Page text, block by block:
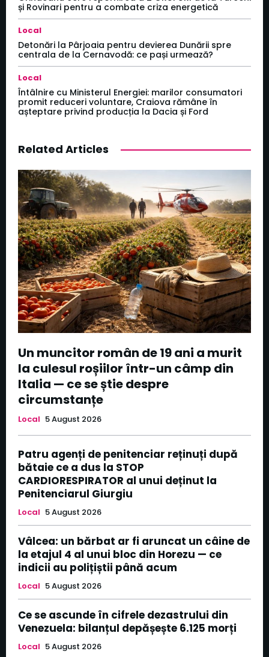
și Rovinari pentru a combate criza energetică
Local
Detonări la Pârjoaia pentru devierea Dunării spre
centrala de la Cernavodă: ce pași urmează?
Local
Întâlnire cu Ministerul Energiei: marilor consumatori
promit reduceri voluntare, Craiova rămâne în
așteptare privind producția la Dacia și Ford
Related Articles
Un muncitor român de 19 ani a murit
la culesul roșiilor într-un câmp din
Italia — ce se știe despre
circumstanțe
Local 5 August 2026
Patru agenți de penitenciar reținuți după
bătaie ce a dus la STOP
CARDIORESPIRATOR al unui deținut la
Penitenciarul Giurgiu
Local 5 August 2026
Vâlcea: un bărbat ar fi aruncat un câine de
la etajul 4 al unui bloc din Horezu — ce
indicii au polițiștii până acum
Local 5 August 2026
Ce se ascunde în cifrele dezastrului din
Venezuela: bilanțul depășește 6.125 morți
Local 5 August 2026